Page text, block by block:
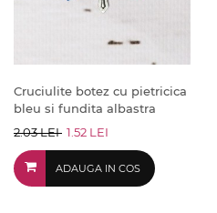
Cruciulite botez cu pietricica
bleu si fundita albastra
2.03 LEI 1.52 LEI
ADAUGA IN COS